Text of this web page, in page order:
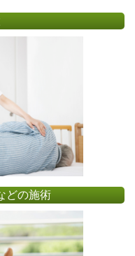
どの施術